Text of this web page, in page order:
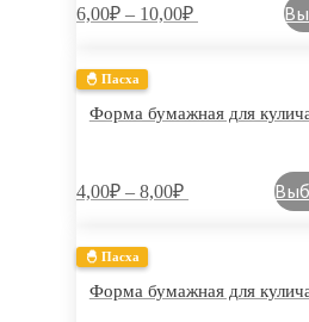
6,00₽ – 10,00₽
🐣 Пасха
Форма бумажная для
4,00₽ – 8,00₽
🐣 Пасха
Форма бумажная для